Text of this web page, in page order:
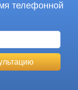
телефонной